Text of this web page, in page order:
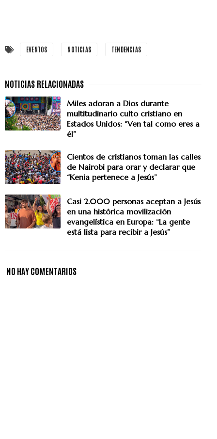
EVENTOS NOTICIAS TENDENCIAS
Miles adoran a Dios durante
multitudinario culto cristiano en
Estados Unidos: “Ven tal como eres a
él”
Cientos de cristianos toman las calles
de Nairobi para orar y declarar que
“Kenia pertenece a Jesús”
Casi 2.000 personas aceptan a Jesús
en una histórica movilización
evangelística en Europa: “La gente
está lista para recibir a Jesús”
NO HAY COMENTARIOS